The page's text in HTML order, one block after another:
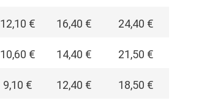
12,10 € 16,40 € 24,40 €
10,60 € 14,40 € 21,50 €
9,10 € 12,40 € 18,50 €